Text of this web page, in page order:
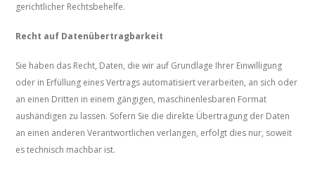
gerichtlicher Rechtsbehelfe.
Recht auf Daten­übertrag­barkeit
Sie haben das Recht, Daten, die wir auf Grundlage Ihrer Einwilligung
oder in Erfüllung eines Vertrags automatisiert verarbeiten, an sich oder
an einen Dritten in einem gängigen, maschinenlesbaren Format
aushändigen zu lassen. Sofern Sie die direkte Übertragung der Daten
an einen anderen Verantwortlichen verlangen, erfolgt dies nur, soweit
es technisch machbar ist.